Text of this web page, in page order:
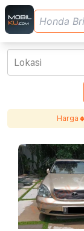
Lokasi
Harga